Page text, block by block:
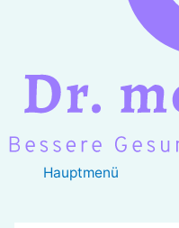
Hauptmenü